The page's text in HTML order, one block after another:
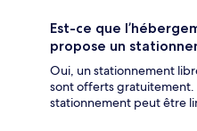
Est-ce que
propose un
Oui, un stationnement
sont offerts gratuitement.
stationnement peut être